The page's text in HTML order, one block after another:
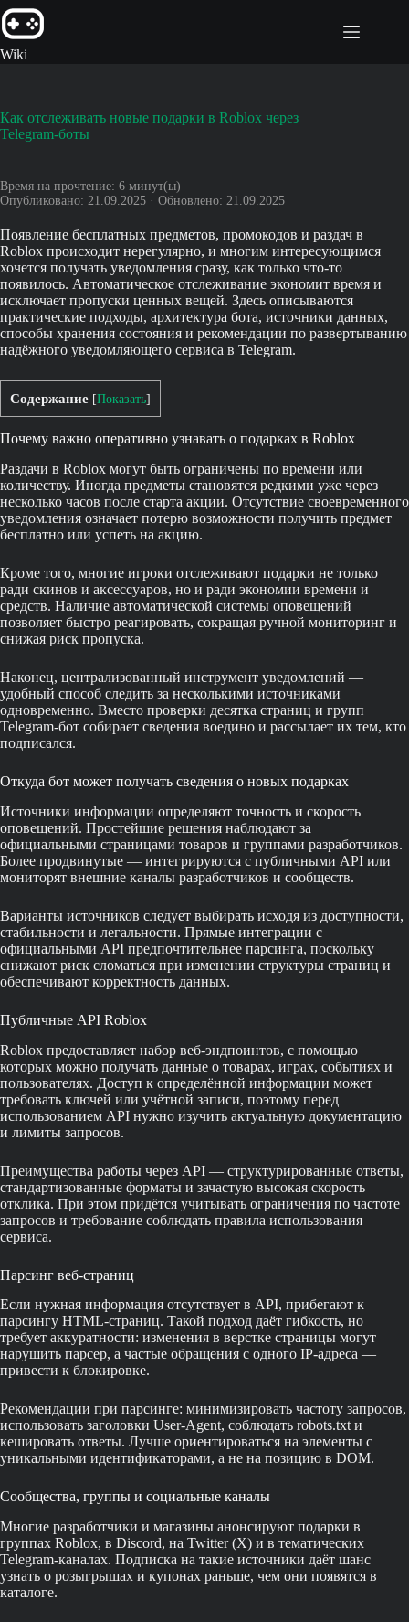
Перейти
к
сути
Wiki
Как отслеживать новые подарки в Roblox через
Telegram-боты
Время на прочтение: 6 минут(ы)
Опубликовано: 21.09.2025 · Обновлено: 21.09.2025
Появление бесплатных предметов, промокодов и раздач в
Roblox происходит нерегулярно, и многим интересующимся
хочется получать уведомления сразу, как только что-то
появилось. Автоматическое отслеживание экономит время и
исключает пропуски ценных вещей. Здесь описываются
практические подходы, архитектура бота, источники данных,
способы хранения состояния и рекомендации по развертыванию
надёжного уведомляющего сервиса в Telegram.
Содержание [Показать]
Почему важно оперативно узнавать о подарках в Roblox
Раздачи в Roblox могут быть ограничены по времени или
количеству. Иногда предметы становятся редкими уже через
несколько часов после старта акции. Отсутствие своевременного
уведомления означает потерю возможности получить предмет
бесплатно или успеть на акцию.
Кроме того, многие игроки отслеживают подарки не только
ради скинов и аксессуаров, но и ради экономии времени и
средств. Наличие автоматической системы оповещений
позволяет быстро реагировать, сокращая ручной мониторинг и
снижая риск пропуска.
Наконец, централизованный инструмент уведомлений —
удобный способ следить за несколькими источниками
одновременно. Вместо проверки десятка страниц и групп
Telegram-бот собирает сведения воедино и рассылает их тем, кто
подписался.
Откуда бот может получать сведения о новых подарках
Источники информации определяют точность и скорость
оповещений. Простейшие решения наблюдают за
официальными страницами товаров и группами разработчиков.
Более продвинутые — интегрируются с публичными API или
мониторят внешние каналы разработчиков и сообществ.
Варианты источников следует выбирать исходя из доступности,
стабильности и легальности. Прямые интеграции с
официальными API предпочтительнее парсинга, поскольку
снижают риск сломаться при изменении структуры страниц и
обеспечивают корректность данных.
Публичные API Roblox
Roblox предоставляет набор веб-эндпоинтов, с помощью
которых можно получать данные о товарах, играх, событиях и
пользователях. Доступ к определённой информации может
требовать ключей или учётной записи, поэтому перед
использованием API нужно изучить актуальную документацию
и лимиты запросов.
Преимущества работы через API — структурированные ответы,
стандартизованные форматы и зачастую высокая скорость
отклика. При этом придётся учитывать ограничения по частоте
запросов и требование соблюдать правила использования
сервиса.
Парсинг веб-страниц
Если нужная информация отсутствует в API, прибегают к
парсингу HTML-страниц. Такой подход даёт гибкость, но
требует аккуратности: изменения в верстке страницы могут
нарушить парсер, а частые обращения с одного IP-адреса —
привести к блокировке.
Рекомендации при парсинге: минимизировать частоту запросов,
использовать заголовки User-Agent, соблюдать robots.txt и
кешировать ответы. Лучше ориентироваться на элементы с
уникальными идентификаторами, а не на позицию в DOM.
Сообщества, группы и социальные каналы
Многие разработчики и магазины анонсируют подарки в
группах Roblox, в Discord, на Twitter (X) и в тематических
Telegram-каналах. Подписка на такие источники даёт шанс
узнать о розыгрышах и купонах раньше, чем они появятся в
каталоге.